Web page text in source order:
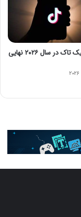
فروش تیک تاک در سال ۲۰۲۶ نهایی